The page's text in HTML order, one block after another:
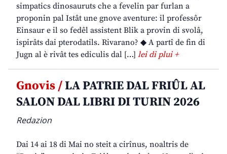
simpatics dinosauruts che a fevelin par furlan a
proponin pal Istât une gnove aventure: il professôr
Einsaur e il so fedêl assistent Blik a provin di svolâ,
ispirâts dai pterodatils. Rivarano? ◆ A partî de fin di
Jugn al è rivât tes ediculis dal […] lei di plui +
Gnovis /LA PATRIE DAL FRIÛL AL
SALON DAL LIBRI DI TURIN 2026
Redazion
Dai 14 ai 18 di Mai no steit a cirînus, noaltris de